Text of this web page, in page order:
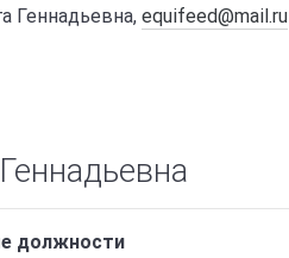
Геннадьевна, equifeed@mail.ru
должности